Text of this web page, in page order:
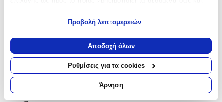
Να συλλέξουμε πληροφορίες σχετικά με τη γεωγραφική
σας τοποθεσία, οι οποίες μπορεί να είναι ακριβείς σε
απόσταση μερικών μέτρων
Να αναγνωρίσουμε τη συσκευή σας σαρώνοντας ενεργά
για συγκεκριμένα χαρακτηριστικά (δακτυλικό αποτύπωμα)
Μάθετε περισσότερα σχετικά με τον τρόπο επεξεργασίας των
Προβολή λεπτομερειών
Αποδοχή όλων
Ρυθμίσεις για τα cookies
Άρνηση
Δίχρωμη: